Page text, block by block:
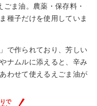
ま油。農薬・保存料・
種子だけを使用していま
で作られており、芳しい
ナムルに添えると、辛み
わせて使えるえごま油が